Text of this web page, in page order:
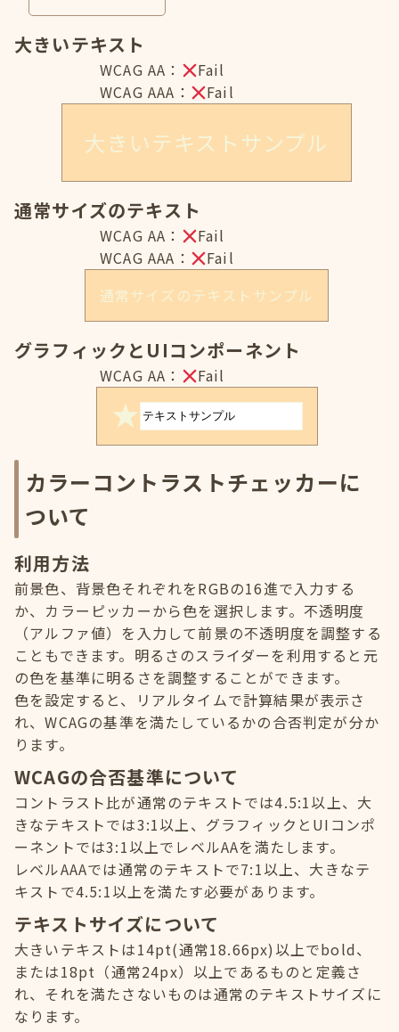
大きいテキスト
WCAG AA：
Fail
WCAG AAA：
Fail
大きいテキストサンプル
通常サイズのテキスト
WCAG AA：
Fail
WCAG AAA：
Fail
通常サイズのテキストサンプル
グラフィックとUIコンポーネント
WCAG AA： Fail
カラーコントラストチェッカーに
ついて
利用方法
前景色、背景色それぞれをRGBの16進で入力する
か、カラーピッカーから色を選択します。不透明度
（アルファ値）を入力して前景の不透明度を調整する
こともできます。明るさのスライダーを利用すると元
の色を基準に明るさを調整することができます。
色を設定すると、リアルタイムで計算結果が表示さ
れ、WCAGの基準を満たしているかの合否判定が分か
ります。
WCAGの合否基準について
コントラスト比が通常のテキストでは4.5:1以上、大
きなテキストでは3:1以上、グラフィックとUIコンポ
ーネントでは3:1以上でレベルAAを満たします。
レベルAAAでは通常のテキストで7:1以上、大きなテ
キストで4.5:1以上を満たす必要があります。
テキストサイズについて
大きいテキストは14pt(通常18.66px)以上でbold、
または18pt（通常24px）以上であるものと定義さ
れ、それを満たさないものは通常のテキストサイズに
なります。